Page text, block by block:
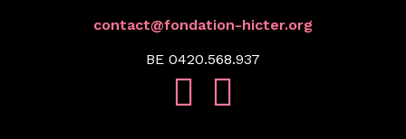
contact@fondation-hicter.org
BE 0420.568.937